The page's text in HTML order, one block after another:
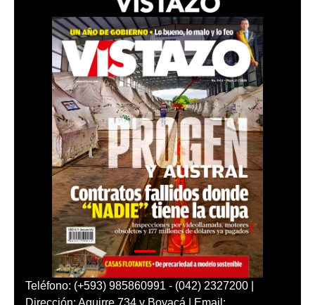
Teléfono: (+593) 985860991 - (042) 2327200 |